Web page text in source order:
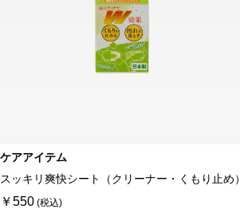
ケアアイテム
スッキリ爽快シート（クリーナー・くもり止め）
￥550